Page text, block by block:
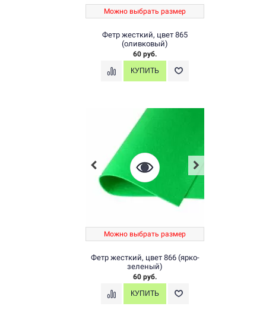
Можно выбрать размер
Фетр жесткий, цвет 865
(оливковый)
60 руб.
Можно выбрать размер
Фетр жесткий, цвет 866 (ярко-
зеленый)
60 руб.